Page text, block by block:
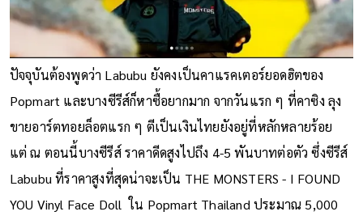
ปัจจุบันต้องพูดว่า Labubu ยังคงเป็นคาแรคเตอร์ยอดฮิตของ
Popmart และบางซีรีส์ก็หาซื้อยากมาก จากวันแรก ๆ ที่คาซิง ลุง
ขายอาร์ตทอยล็อตแรก ๆ ตีเป็นเงินไทยยังอยู่ที่หลักหลายร้อย
แต่ ณ ตอนนี้บางซีรีส์ ราคาดีดสูงไปถึง 4-5 พันบาทต่อตัว ซึ่งซีรีส์
Labubu ที่ราคาสูงที่สุดน่าจะเป็น THE MONSTERS - I FOUND
YOU Vinyl Face Doll ใน Popmart Thailand ประมาณ 5,000